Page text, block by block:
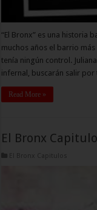
“El Bronx” es una historia
muchos años el barrio
tenía ningún control.
infernal, buscarán salir
Read More »
El Bronx
El Bronx Capitulos